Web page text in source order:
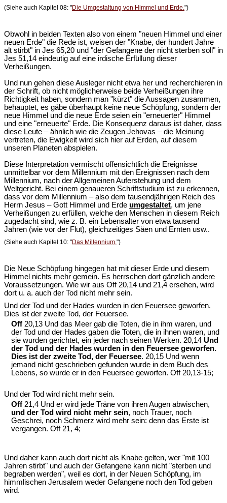
(Siehe auch Kapitel 08: "Die Umgestaltung von Himmel und Erde.")
Obwohl in beiden Texten also von einem "neuen Himmel und einer
neuen Erde" die Rede ist, weisen der "Knabe, der hundert Jahre
alt stirbt" in Jes 65,20 und "der Gefangene der nicht sterben soll" in
Jes 51,14 eindeutig auf eine irdische Erfüllung dieser
Verheißungen.
Und nun gehen diese Ausleger nicht etwa her und recherchieren in
der Schrift, ob nicht möglicherweise beide Verheißungen ihre
Richtigkeit haben, sondern man "kürzt" die Aussagen zusammen,
behauptet, es gäbe überhaupt keine neue Schöpfung, sondern der
neue Himmel und die neue Erde seien ein "erneuerter" Himmel
und eine "erneuerte" Erde. Die Konsequenz daraus ist daher, dass
diese Leute – ähnlich wie die Zeugen Jehovas – die Meinung
vertreten, die Ewigkeit wird sich hier auf Erden, auf diesem
unseren Planeten abspielen.
Diese Interpretation vermischt offensichtlich die Ereignisse
unmittelbar vor dem Millennium mit den Ereignissen nach dem
Millennium, nach der Allgemeinen Auferstehung und dem
Weltgericht. Bei einem genaueren Schriftstudium ist zu erkennen,
dass vor dem Millennium – also dem tausendjährigen Reich des
Herrn Jesus – Gott Himmel und Erde umgestaltet, um jene
Verheißungen zu erfüllen, welche den Menschen in diesem Reich
zugedacht sind, wie z. B. ein Lebensalter von etwa tausend
Jahren (wie vor der Flut), gleichzeitiges Säen und Ernten usw..
(Siehe auch Kapitel 10: "Das Millennium. ")
Die Neue Schöpfung hingegen hat mit dieser Erde und diesem
Himmel nichts mehr gemein. Es herrschen dort gänzlich andere
Voraussetzungen. Wie wir aus Off 20,14 und 21,4 ersehen, wird
dort u. a. auch der Tod nicht mehr sein.
Und der Tod und der Hades wurden in den Feuersee geworfen.
Dies ist der zweite Tod, der Feuersee.
Off 20,13 Und das Meer gab die Toten, die in ihm waren, und
der Tod und der Hades gaben die Toten, die in ihnen waren, und
sie wurden gerichtet, ein jeder nach seinen Werken. 20,14 Und
der Tod und der Hades wurden in den Feuersee geworfen.
Dies ist der zweite Tod, der Feuersee. 20,15 Und wenn
jemand nicht geschrieben gefunden wurde in dem Buch des
Lebens, so wurde er in den Feuersee geworfen. Off 20,13-15;
Und der Tod wird nicht mehr sein.
Off 21,4 Und er wird jede Träne von ihren Augen abwischen,
und der Tod wird nicht mehr sein, noch Trauer, noch
Geschrei, noch Schmerz wird mehr sein: denn das Erste ist
vergangen. Off 21, 4;
Und daher kann auch dort nicht als Knabe gelten, wer "mit 100
Jahren stirbt" und auch der Gefangene kann nicht "sterben und
begraben werden", weil es dort, in der Neuen Schöpfung, im
himmlischen Jerusalem weder Gefangene noch den Tod geben
wird.